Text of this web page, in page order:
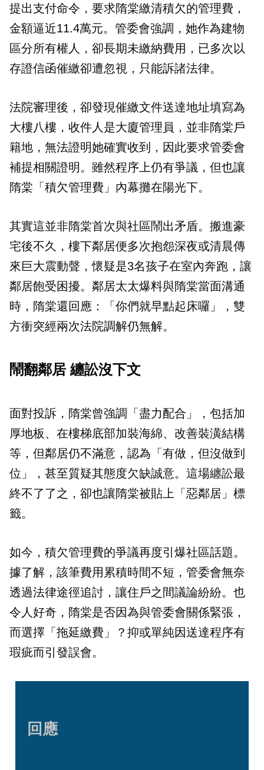
提出支付命令，要求隋棠繳清積欠的管理費，
金額逼近11.4萬元。管委會強調，她作為建物
區分所有權人，卻長期未繳納費用，已多次以
存證信函催繳卻遭忽視，只能訴諸法律。
法院審理後，卻發現催繳文件送達地址填寫為
大樓八樓，收件人是大廈管理員，並非隋棠戶
籍地，無法證明她確實收到，因此要求管委會
補提相關證明。雖然程序上仍有爭議，但也讓
隋棠「積欠管理費」內幕攤在陽光下。
其實這並非隋棠首次與社區鬧出矛盾。搬進豪
宅後不久，樓下鄰居便多次抱怨深夜或清晨傳
來巨大震動聲，懷疑是3名孩子在室內奔跑，讓
鄰居飽受困擾。鄰居太太爆料與隋棠當面溝通
時，隋棠還回應：「你們就早點起床囉」，雙
方衝突經兩次法院調解仍無解。
鬧翻鄰居 纏訟沒下文
面對投訴，隋棠曾強調「盡力配合」，包括加
厚地板、在樓梯底部加裝海綿、改善裝潢結構
等，但鄰居仍不滿意，認為「有做，但沒做到
位」，甚至質疑其態度欠缺誠意。這場纏訟最
終不了了之，卻也讓隋棠被貼上「惡鄰居」標
籤。
如今，積欠管理費的爭議再度引爆社區話題。
據了解，該筆費用累積時間不短，管委會無奈
透過法律途徑追討，讓住戶之間議論紛紛。也
令人好奇，隋棠是否因為與管委會關係緊張，
而選擇「拖延繳費」？抑或單純因送達程序有
瑕疵而引發誤會。
回應